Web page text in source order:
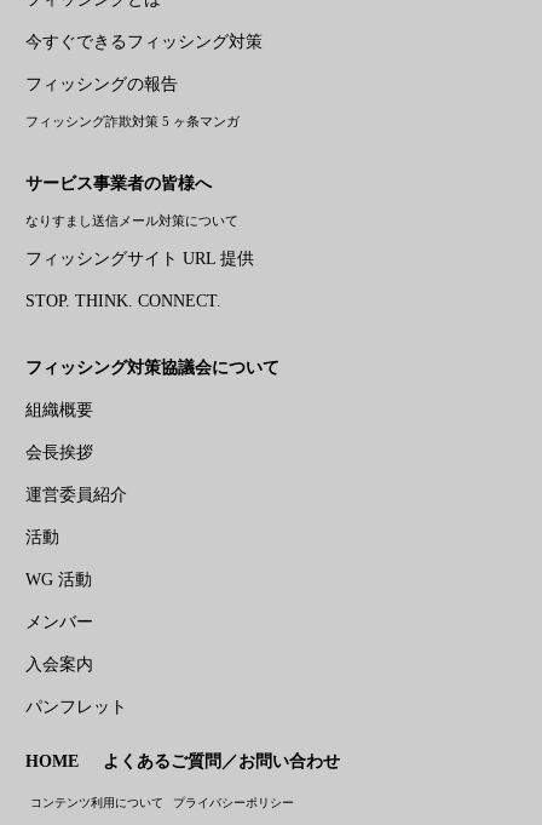
今すぐできるフィッシング対策
フィッシングの報告
フィッシング詐欺対策 5 ヶ条マンガ
サービス事業者の皆様へ
なりすまし送信メール対策について
フィッシングサイト URL 提供
STOP. THINK. CONNECT.
フィッシング対策協議会について
組織概要
会長挨拶
運営委員紹介
活動
WG 活動
メンバー
入会案内
パンフレット
HOME よくあるご質問／お問い合わせ
コンテンツ利用について プライバシーポリシー